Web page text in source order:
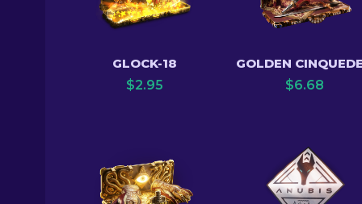
GLOCK-18
$2.95
GOLDEN
$6.68